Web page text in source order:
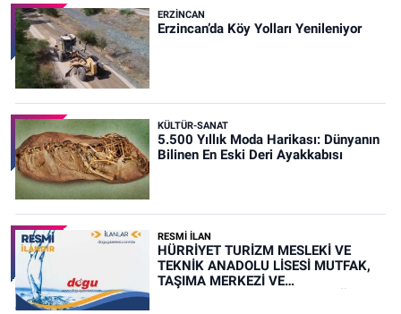
ERZINCAN
Erzincan’da Köy Yolları Yenileniyor
KÜLTÜR-SANAT
5.500 Yıllık Moda Harikası: Dünyanın
Bilinen En Eski Deri Ayakkabısı
RESMİ İLAN
HÜRRİYET TURİZM MESLEKİ VE
TEKNİK ANADOLU LİSESİ MUTFAK,
TAŞIMA MERKEZİ VE